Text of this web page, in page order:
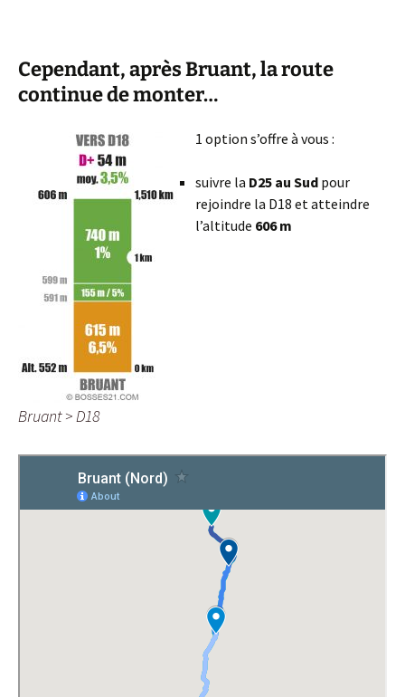
Cependant, après Bruant, la route
continue de monter…
Bruant > D18
1 option s’offre à vous :
suivre la D25 au Sud pour
rejoindre la D18 et atteindre
l’altitude 606 m